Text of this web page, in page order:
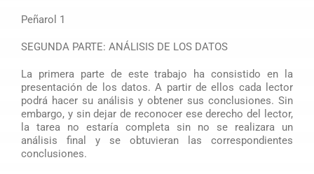
Peñarol 1
SEGUNDA PARTE: ANÁLISIS DE LOS DATOS
La primera parte de este trabajo ha consistido en la
presentación de los datos. A partir de ellos cada lector
podrá hacer su análisis y obtener sus conclusiones. Sin
embargo, y sin dejar de reconocer ese derecho del lector,
la tarea no estaría completa sin no se realizara un
análisis final y se obtuvieran las correspondientes
conclusiones.